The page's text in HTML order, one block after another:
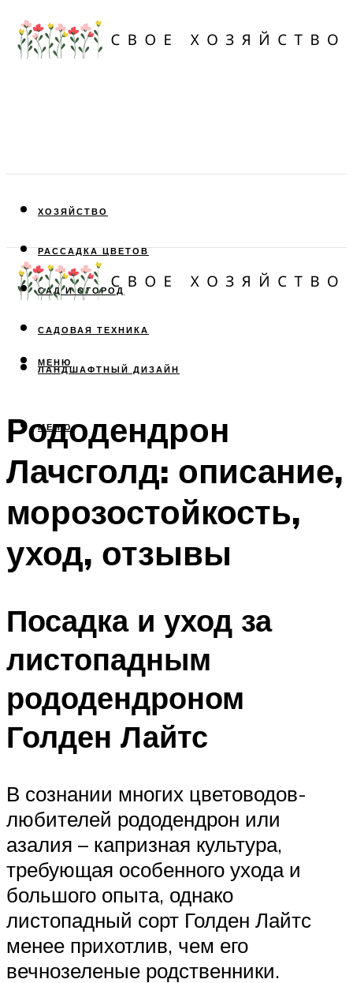
ХОЗЯЙСТВО
РАССАДКА ЦВЕТОВ
САД И ОГОРОД
САДОВАЯ ТЕХНИКА
ЛАНДШАФТНЫЙ ДИЗАЙН
МЕНЮ
МЕНЮ
Рододендрон
Лачсголд: описание,
морозостойкость,
уход, отзывы
Посадка и уход за
листопадным
рододендроном
Голден Лайтс
В сознании многих цветоводов-
любителей рододендрон или
азалия – капризная культура,
требующая особенного ухода и
большого опыта, однако
листопадный сорт Голден Лайтс
менее прихотлив, чем его
вечнозеленые родственники.